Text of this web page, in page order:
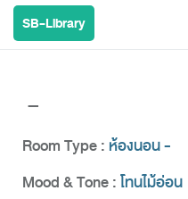
SB-Library
-
Room Type : ห้องนอน -
Mood & Tone :โทนไม้อ่อน